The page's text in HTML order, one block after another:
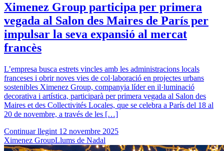
Ximenez Group participa per primera
vegada al Salon des Maires de París per
impulsar la seva expansió al mercat
francès
L’empresa busca estrets vincles amb les administracions locals
franceses i obrir noves vies de col·laboració en projectes urbans
sostenibles Ximenez Group, companyia líder en il·luminació
decorativa i artística, participarà per primera vegada al Salon des
Maires et des Collectivités Locales, que se celebra a París del 18 al
20 de novembre, a través de les […]
Continuar llegint 12 novembre 2025
Ximenez GroupLlums de Nadal